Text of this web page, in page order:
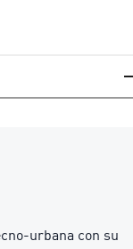
urbana con su